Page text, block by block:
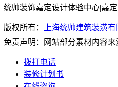
统帅装饰嘉定设计体验中心|嘉
版权所有： 上海统帅建筑装潢有
免责声明：网站部分素材内容
拨打电话
装修计划书